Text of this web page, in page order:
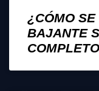
¿CÓMO
BAJANTE